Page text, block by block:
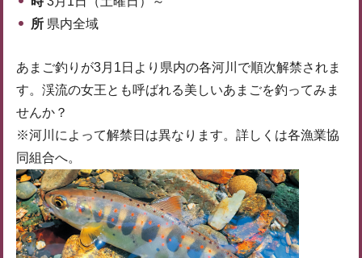
所 県内全域
あまご釣りが3月1日より県内の各河川で順次解禁されま
す。渓流の女王とも呼ばれる美しいあまごを釣ってみま
せんか？
※河川によって解禁日は異なります。詳しくは各漁業協
同組合へ。